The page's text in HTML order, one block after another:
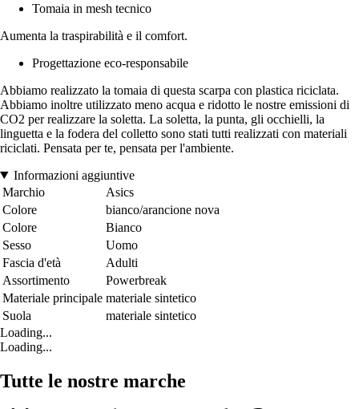
Tomaia in mesh tecnico
Aumenta la traspirabilità e il comfort.
Progettazione eco-responsabile
Abbiamo realizzato la tomaia di questa scarpa con plastica riciclata.
Abbiamo inoltre utilizzato meno acqua e ridotto le nostre emissioni di
CO2 per realizzare la soletta. La soletta, la punta, gli occhielli, la
linguetta e la fodera del colletto sono stati tutti realizzati con materiali
riciclati. Pensata per te, pensata per l'ambiente.
Informazioni aggiuntive
Marchio
Asics
Colore
bianco/arancione nova
Colore
Bianco
Sesso
Uomo
Fascia d'età
Adulti
Assortimento
Powerbreak
Materiale principale materiale sintetico
Suola
materiale sintetico
Loading...
Loading...
Tutte le nostre marche